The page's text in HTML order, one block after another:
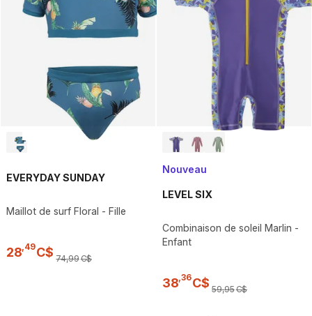
EVERYDAY SUNDAY
Maillot de surf Floral - Fille
28 49C$ 74,99C$
Nouveau
LEVEL SIX
Combinaison de soleil Marlin -
Enfant
38 36C$ 59,95C$